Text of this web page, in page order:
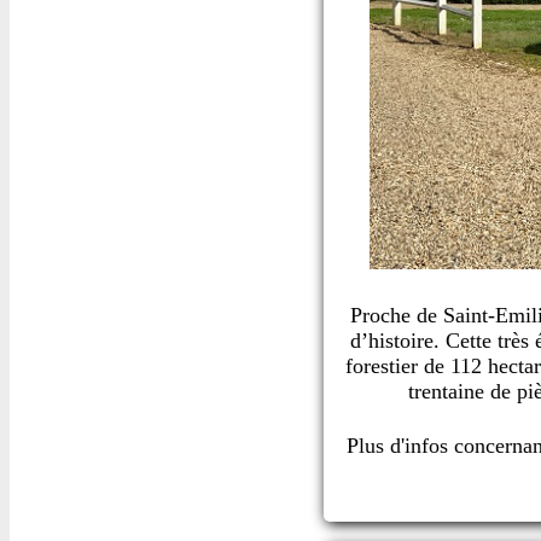
Proche de Saint-
d’histoire. Cette
forestier de 112
trentaine de
Plus d'infos